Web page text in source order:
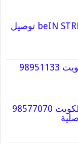
جهاز بي ان ستريم beIN STREAM توصيل
مكتب استخراج فيزا الكويت 98951133
شركة سماعات سقف الكويت 98577070